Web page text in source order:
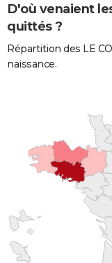
D'où venaient
quittés ?
Répartition des LE
naissance.